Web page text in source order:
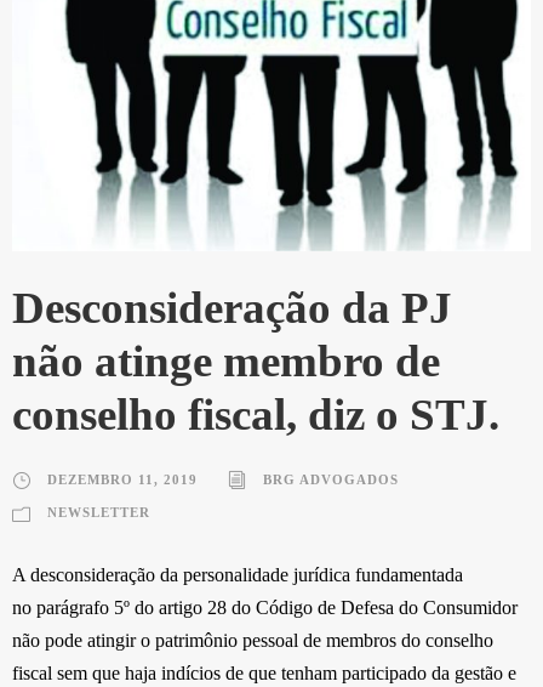
Desconsideração da PJ
não atinge membro de
conselho fiscal, diz o STJ.
DEZEMBRO 11, 2019 BRG ADVOGADOS
NEWSLETTER
A desconsideração da personalidade jurídica fundamentada
no parágrafo 5º do artigo 28 do Código de Defesa do Consumidor
não pode atingir o patrimônio pessoal de membros do conselho
fiscal sem que haja indícios de que tenham participado da gestão e